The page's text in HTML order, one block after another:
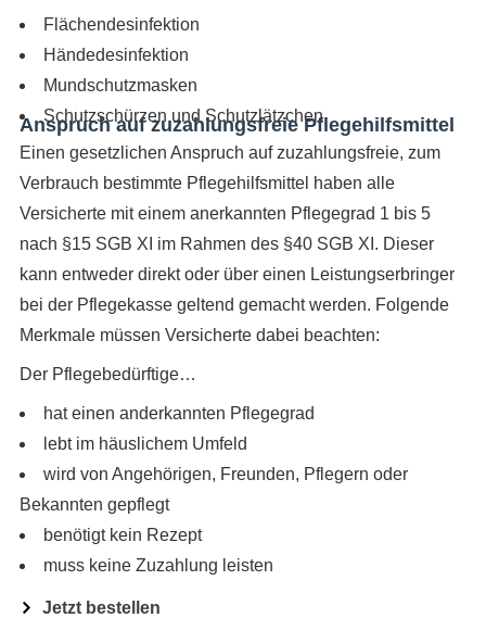
Flächendesinfektion
Händedesinfektion
Mundschutzmasken
Schutzschürzen und Schutzlätzchen
Anspruch auf zuzahlungsfreie Pflegehilfsmittel
Einen gesetzlichen Anspruch auf zuzahlungsfreie, zum
Verbrauch bestimmte Pflegehilfsmittel haben alle
Versicherte mit einem anerkannten Pflegegrad 1 bis 5
nach §15 SGB XI im Rahmen des §40 SGB XI. Dieser
kann entweder direkt oder über einen Leistungserbringer
bei der Pflegekasse geltend gemacht werden. Folgende
Merkmale müssen Versicherte dabei beachten:
Der Pflegebedürftige…
hat einen anderkannten Pflegegrad
lebt im häuslichem Umfeld
wird von Angehörigen, Freunden, Pflegern oder
Bekannten gepflegt
benötigt kein Rezept
muss keine Zuzahlung leisten
Jetzt bestellen